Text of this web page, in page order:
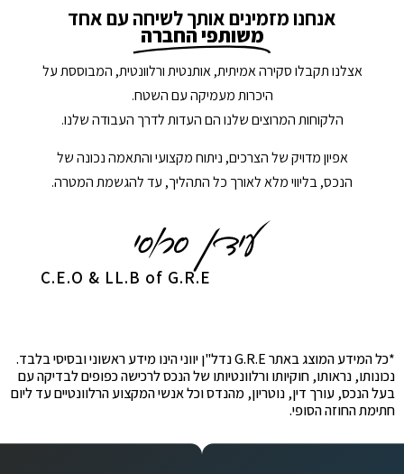
אנחנו מזמינים אותך לשיחה עם אחד
משותפי החברה
אצלנו תקבלו סקירה אמיתית, אותנטית ורלוונטית, המבוססת על
היכרות מעמיקה עם השטח.
הלקוחות המרוצים שלנו הם העדות לדרך העבודה שלנו.
אפיון מדויק של הצרכים, ניתוח מקצועי והתאמה נכונה של
הנכס, בליווי מלא לאורך כל התהליך, עד להגשמת המטרה.
C.E.O & LL.B of G.R.E
*כל המידע המוצג באתר G.R.E נדל"ן יווני הינו מידע ראשוני ובסיסי בלבד.
נכונותו, נראותו, חוקיותו ורלוונטיותו של הנכס לרכישה כפופים לבדיקה עם
בעל הנכס, עורך דין, נוטריון, מהנדס וכל אנשי המקצוע הרלוונטיים עד ליום
חתימת החוזה הסופי.